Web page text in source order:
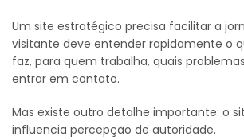
Um site estratégico precisa facilitar a
visitante deve entender rapidamente o
faz, para quem trabalha, quais
entrar em contato.
Mas existe outro detalhe importante: o
influencia percepção de autoridade.